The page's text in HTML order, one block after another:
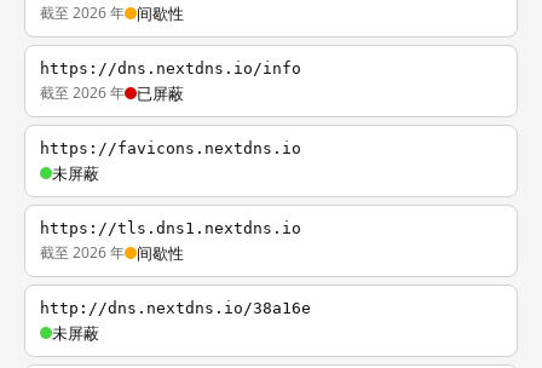
截至 2026 年 间歇性
https://dns.nextdns.io/info
截至 2026 年 已屏蔽
https://favicons.nextdns.io
未屏蔽
https://tls.dns1.nextdns.io
截至 2026 年 间歇性
http://dns.nextdns.io/38a16e
未屏蔽